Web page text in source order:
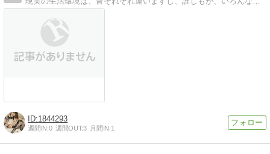
1844293
週間IN:0 週間OUT:3 月間IN:1